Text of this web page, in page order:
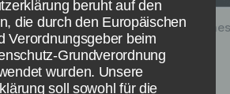
Bildquelle www.Rockstar-
1.21 – Online
beruht auf den
die durch den Europäischen
Verordnungsgeber beim
Grundverordnung
wurden. Unsere
soll sowohl für die